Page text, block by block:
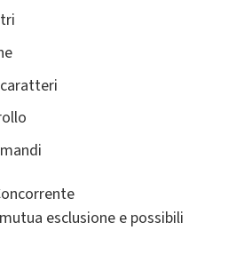
esclusione e possibili